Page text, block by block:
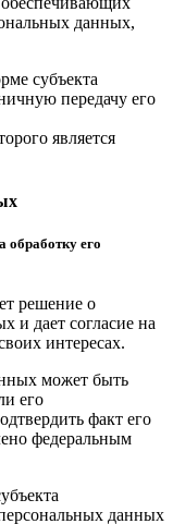
данных,
субъекта
передачу его
является
обработку его
решение о
и дает согласие на
интересах.
может быть
его
факт его
федеральным
данных